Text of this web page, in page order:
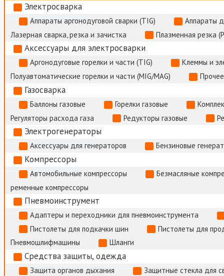
Электросварка
Аппараты аргонодуговой сварки (TIG)
Аппараты
Лазерная сварка, резка и зачистка
Плазменная резка
Аксессуары для электросварки
Аргонодуговые горелки и части (TIG)
Клеммы и
Полуавтоматические горелки и части (MIG/MAG)
Газосварка
Баллоны газовые Горелки газовые
Регуляторы расхода газа
Редукторы газовые
Электрогенераторы
Аксессуары для генераторов Бензиновые
Компрессоры
Автомобильные компрессоры
Безмасляные
ременные компрессоры
Пневмоинструмент
Адаптеры и переходники для пневмоинструмента
Пистолеты для подкачки шин
Пистолеты для
Пневмошлифмашины
Шланги
Средства защиты, одежда
Защита органов дыхания
Защитные стекла для